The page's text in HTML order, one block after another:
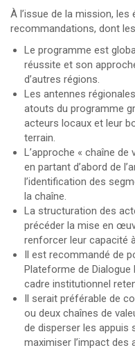
À l’issue de la mission,
recommandations, dont
Le programme est
réussite et son
d’autres régions.
Les antennes
atouts du programme
acteurs locaux et leur
terrain.
L’approche « chaîne
en partant d’abord de
l’identification des
la chaîne.
La structuration des
précéder la mise en
renforcer leur capacité
Il est recommandé de
Plateforme de Dialogue
cadre institutionnel
Il serait préférable de
ou deux chaînes de
de disperser les appuis
maximiser l’impact des